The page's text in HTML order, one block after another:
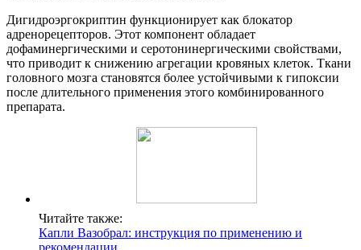
Дигидроэргокриптин функционирует как блокатор
адренорецепторов. Этот компонент обладает
дофаминергическими и серотонинергическими свойствами,
что приводит к снижению агрегации кровяных клеток. Ткани
головного мозга становятся более устойчивыми к гипоксии
после длительного применения этого комбинированного
препарата.
Читайте также:
Капли Вазобрал: инструкция по применению и
рекомендации